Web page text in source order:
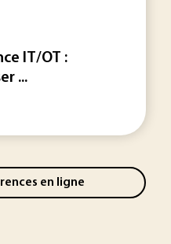
IT/OT :
...
en ligne